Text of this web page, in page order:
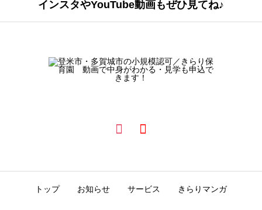
インスタやYouTube動画もぜひ見てね♪
トップ お知らせ サービス きらりマンガ